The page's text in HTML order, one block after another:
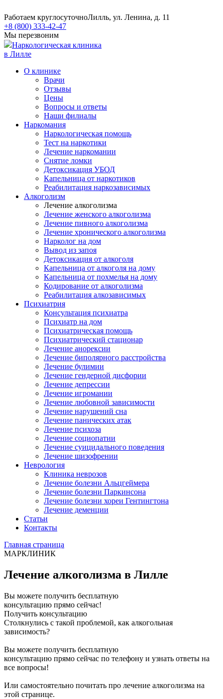
Работаем круглосуточноЛилль, ул. Ленина, д. 11
+8 (800) 333-42-47
Мы перезвоним
Наркологическая клиника
в Лилле
О клинике
Врачи
Отзывы
Цены
Вопросы и ответы
Наши филиалы
Наркомания
Наркологическая помощь
Тест на наркотики
Лечение наркомании
Снятие ломки
​​Детоксикация УБОД
Капельница от наркотиков
Реабилитация наркозависимых
Алкоголизм
Лечение алкоголизма
Лечение женского алкоголизма
Лечение пивного алкоголизма
Лечение хронического алкоголизма
Нарколог на дом
Вывод из запоя
Детоксикация от алкоголя
Капельница от алкоголя на дому
Капельница от похмелья на дому
Кодирование от алкоголизма
Реабилитация алкозависимых
Психиатрия
Консультация психиатра
Психиатр на дом
Психиатрическая помощь
Психиатрический стационар
Лечение анорексии
Лечение биполярного расстройства
Лечение булимии
Лечение гендерной дисфории
Лечение депрессии
Лечение игромании
Лечение любовной зависимости
Лечение нарушений сна
Лечение панических атак
Лечение психоза
Лечение социопатии
Лечение суицидального поведения
Лечение шизофрении
Неврология
Клиника неврозов
Лечение болезни Альцгеймера
Лечение болезни Паркинсона
Лечение болезни хореи Гентингтона
Лечение деменции
Статьи
Контакты
Главная страница
МАРКЛИНИК
Лечение алкоголизма в Лилле
Вы можете получить бесплатную
консультацию прямо сейчас!
Получить консультацию
Столкнулись с такой проблемой, как алкогольная
зависимость?
Вы можете получить бесплатную
консультацию прямо сейчас по телефону и узнать ответы на
все вопросы!
Или самостоятельно почитать про лечение алкоголизма на
этой странице.